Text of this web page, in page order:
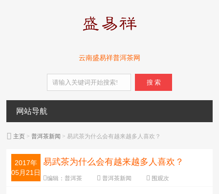
云南盛易祥普洱茶网
搜 索
网站导航
主页 >普洱茶新闻 > 易武茶为什么会有越来越多人喜欢？
2017年
05月21日
易武茶为什么会有越来越多人喜欢？
编辑：普洱茶 普洱茶新闻 围观次